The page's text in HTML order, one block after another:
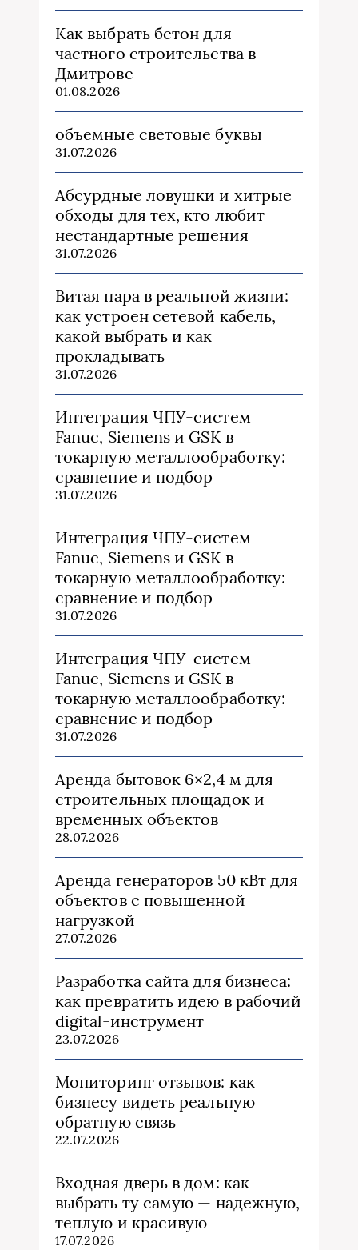
Как выбрать бетон для
частного строительства в
Дмитрове
01.08.2026
объемные световые буквы
31.07.2026
Абсурдные ловушки и хитрые
обходы для тех, кто любит
нестандартные решения
31.07.2026
Витая пара в реальной жизни:
как устроен сетевой кабель,
какой выбрать и как
прокладывать
31.07.2026
Интеграция ЧПУ-систем
Fanuc, Siemens и GSK в
токарную металлообработку:
сравнение и подбор
31.07.2026
Интеграция ЧПУ-систем
Fanuc, Siemens и GSK в
токарную металлообработку:
сравнение и подбор
31.07.2026
Интеграция ЧПУ-систем
Fanuc, Siemens и GSK в
токарную металлообработку:
сравнение и подбор
31.07.2026
Аренда бытовок 6×2,4 м для
строительных площадок и
временных объектов
28.07.2026
Аренда генераторов 50 кВт для
объектов с повышенной
нагрузкой
27.07.2026
Разработка сайта для бизнеса:
как превратить идею в рабочий
digital-инструмент
23.07.2026
Мониторинг отзывов: как
бизнесу видеть реальную
обратную связь
22.07.2026
Входная дверь в дом: как
выбрать ту самую — надежную,
теплую и красивую
17.07.2026